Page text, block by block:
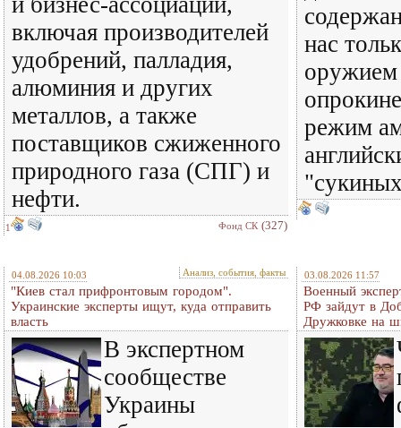
включая производителей
удобрений, палладия,
алюминия и других
металлов, а также
поставщиков сжиженного
природного газа (СПГ) и
нефти.
1 Фонд СК (327)
нас
оружием
режим
04.08.2026 10:03 Анализ, события, факты
"Киев стал прифронтовым городом".
Украинские эксперты ищут, куда отправить
власть
В экспертном
сообществе
Украины
03.08.2026 11:57
Военный
РФ зайдут в
Дружковке на